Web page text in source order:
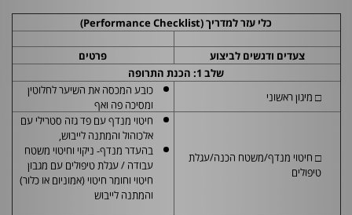
כלי עזר למדריך (Performance Checklist
)
צעדים ודגשים לביצוע
פרטים
שלב 1: הכנת התרופה
□ מיגון ראשוני כובע המכסה את השיער לחלוטין
ומסיכה פה ואף
□ חיטוי מנדף/משטח הכנה/עגלת
טיפולים
חיטוי מנדף עם פד גזה סטרילי עם
אלכוהול והמתנה לייבוש,
בהעדר מנדף- ניקוי וחיטוי משטח
עבודה / עגלת טיפולים עם מגבון
חיטוי וחומר חיטוי (אמוניום או כלור)
והמתנה לייבוש